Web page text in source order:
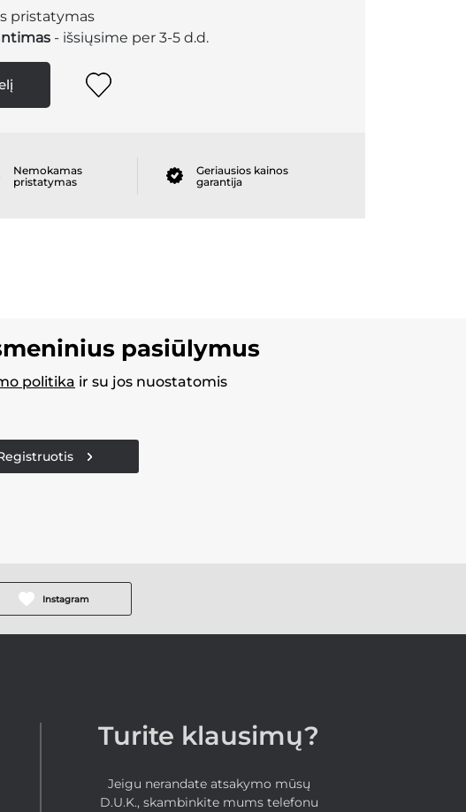
pristatymas
- išsiųsime per 3-5 d.d.
Nemokamas
pristatymas
Geriausios kainos
garantija
pasiūlymus
politika ir su jos nuostatomis
Instagram
Turite klausimų?
Jeigu nerandate atsakymo mūsų
D.U.K., skambinkite mums telefonu